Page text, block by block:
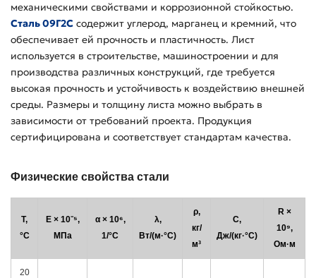
механическими свойствами и коррозионной стойкостью.
Сталь 09Г2С содержит углерод, марганец и кремний, что
обеспечивает ей прочность и пластичность. Лист
используется в строительстве, машиностроении и для
производства различных конструкций, где требуется
высокая прочность и устойчивость к воздействию внешней
среды. Размеры и толщину листа можно выбрать в
зависимости от требований проекта. Продукция
сертифицирована и соответствует стандартам качества.
Физические свойства стали
T,
°C
E × 10⁻⁵,
МПа
α × 10⁶,
1/°C
λ,
Вт/(м·°C)
ρ,
кг/
м³
C,
Дж/(кг·°C)
R ×
10⁹,
Ом·м
20